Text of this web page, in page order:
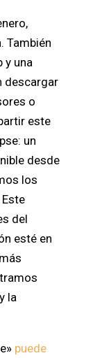
También
y una
descargar
o
este
un
desde
los
del
esté en
la
puede